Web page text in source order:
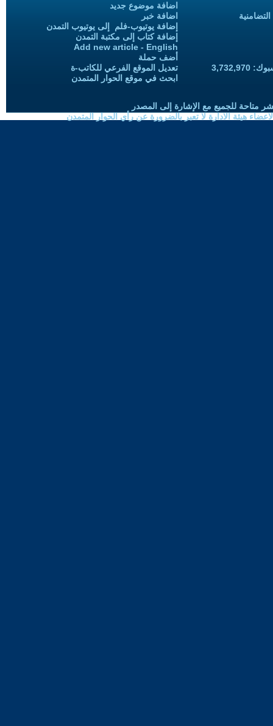
اضافة موضوع جديد
اضافة خبر
إضافة يوتيوب-فلم إلى يوتيوب التمدن
إضافة كتاب إلى مكتبة التمدن
Add new article - English
أضف حملة
تعديل الموقع الفرعي للكاتب-ة
ابحث في موقع الحوار المتمدن
متاحة للجميع مع الإشارة إلى المصدر
هيئة الادارة لا تعبر بالضرورة عن رأي الحوار المتمدن